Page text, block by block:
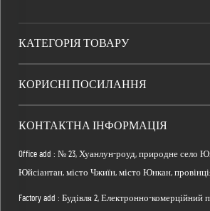
КАТЕГОРІЯ ТОВАРУ
КОРИСНІ ПОСИЛАННЯ
КОНТАКТНА ІНФОРМАЦІЯ
Office add : № 23, Хуанлун-роуд, природне село
Юйсіантан, місто Чжиїн, місто Юнкан,
Factory add : Будівля 2, Електронно-комерційний